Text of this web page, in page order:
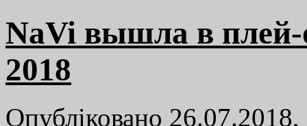
NaVi вышла в
2018
Опубліковано 26.07.2018,